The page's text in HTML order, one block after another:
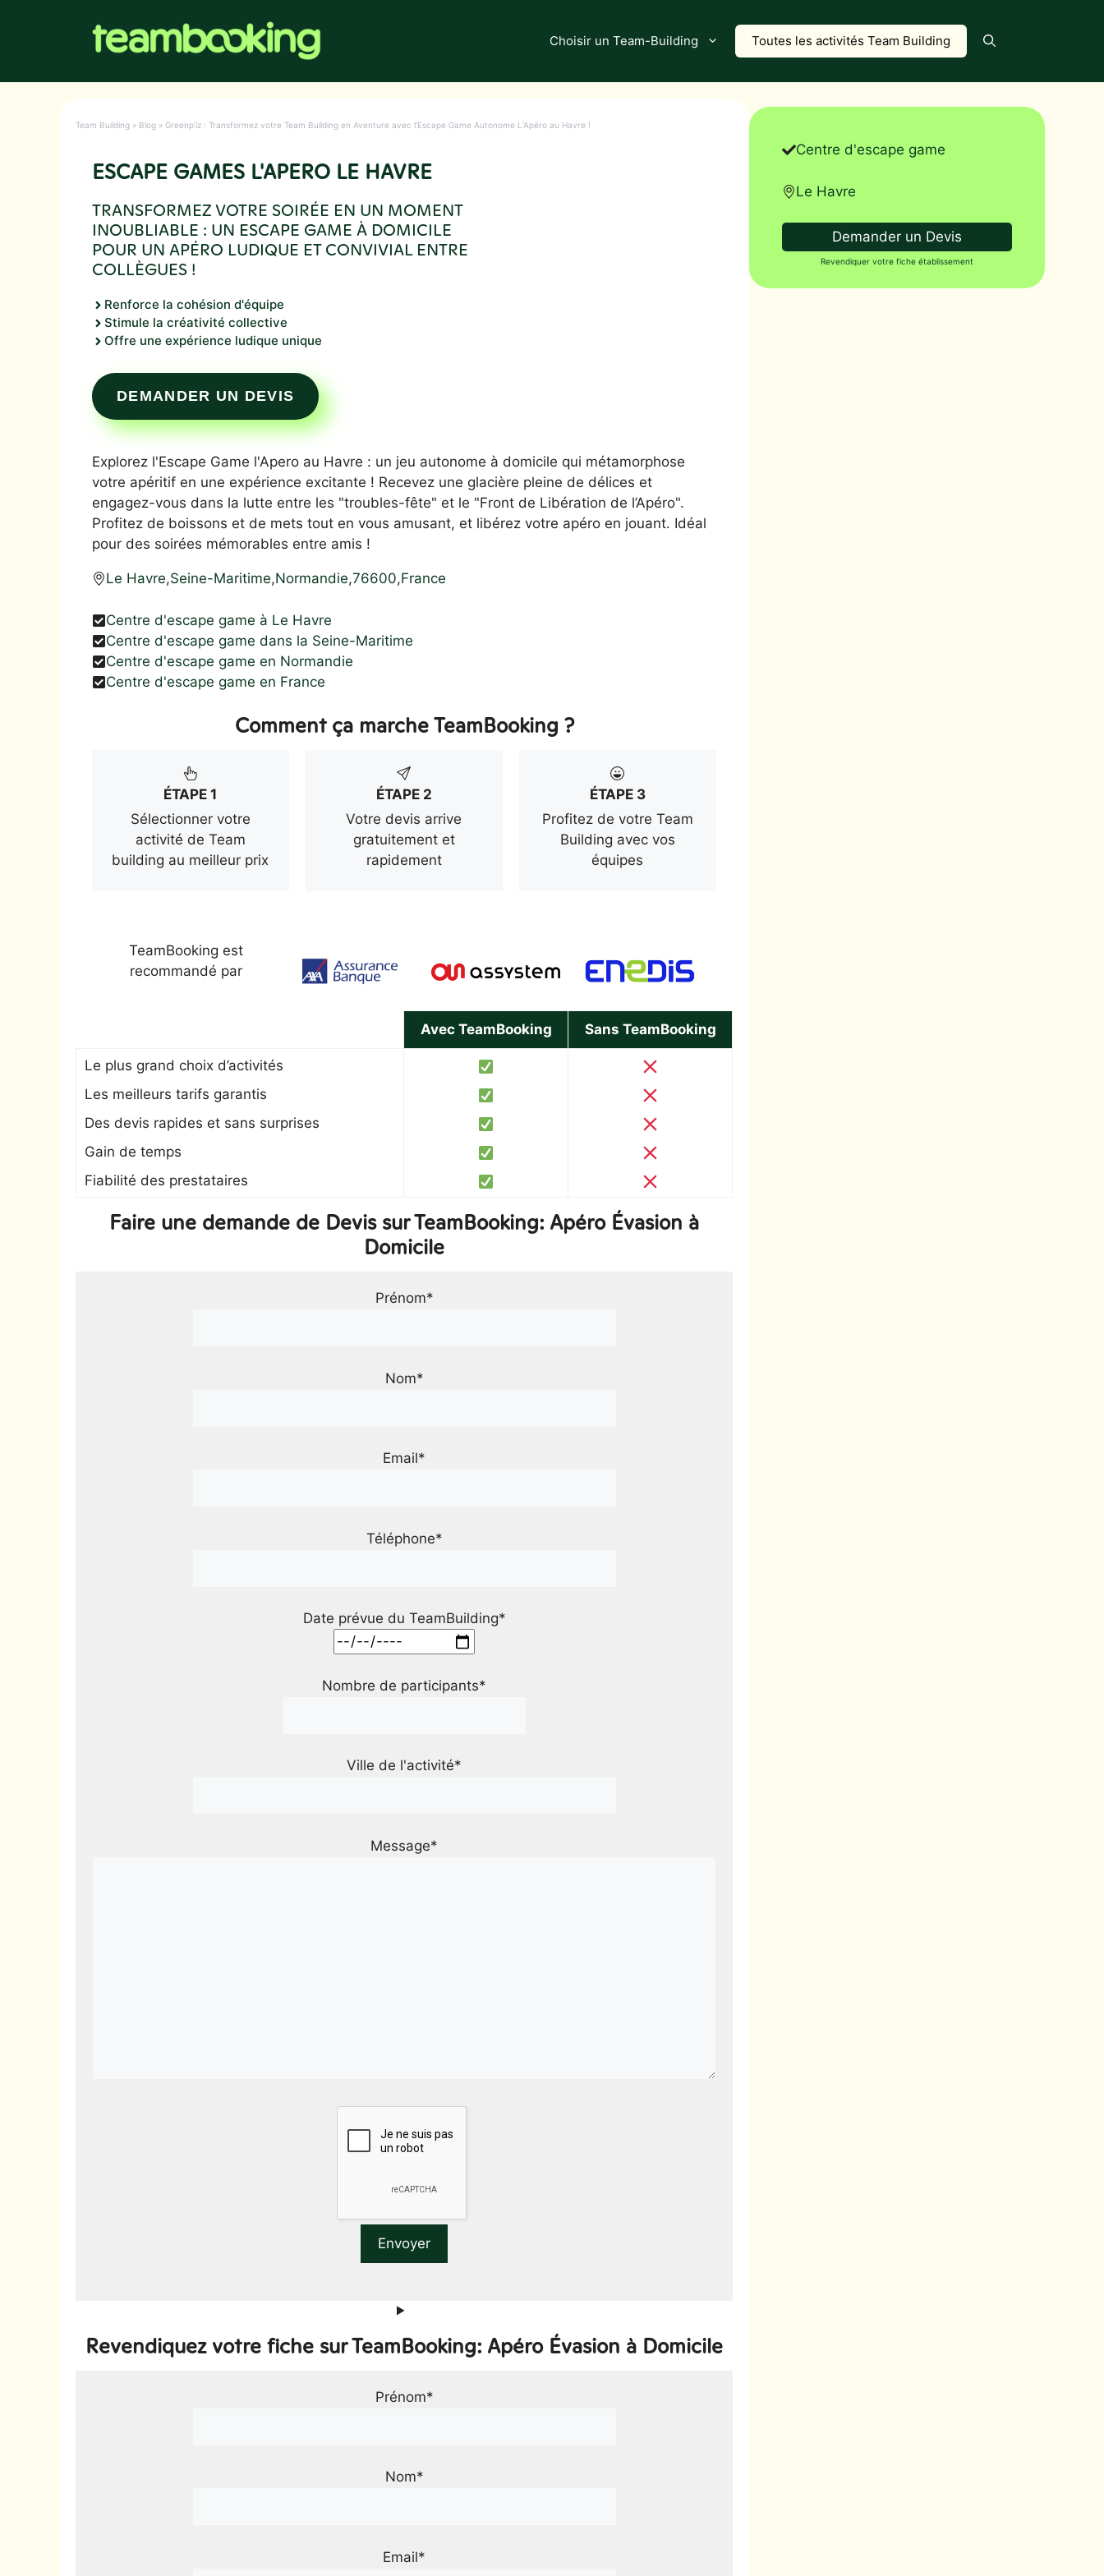
Choisir un Team-Building Toutes les activités Team Building
Team Building » Blog » Greenp’iz : Transformez votre Team Building en Aventure avec l’Escape Game Autonome L’Apéro au Havre !
ESCAPE GAMES L'APERO LE HAVRE
TRANSFORMEZ VOTRE SOIRÉE EN UN MOMENT
INOUBLIABLE : UN ESCAPE GAME À DOMICILE
POUR UN APÉRO LUDIQUE ET CONVIVIAL ENTRE
COLLÈGUES !
Renforce la cohésion d'équipe
Stimule la créativité collective
Offre une expérience ludique unique
DEMANDER UN DEVIS
Explorez l'Escape Game l'Apero au Havre : un jeu autonome à domicile qui métamorphose
votre apéritif en une expérience excitante ! Recevez une glacière pleine de délices et
engagez-vous dans la lutte entre les "troubles-fête" et le "Front de Libération de l’Apéro".
Profitez de boissons et de mets tout en vous amusant, et libérez votre apéro en jouant. Idéal
pour des soirées mémorables entre amis !
Le Havre,Seine-Maritime,Normandie,76600,France
Centre d'escape game à Le Havre
Centre d'escape game dans la Seine-Maritime
Centre d'escape game en Normandie
Centre d'escape game en France
Comment ça marche TeamBooking ?
ÉTAPE 1
Sélectionner votre
activité de Team
building au meilleur prix
ÉTAPE 2
Votre devis arrive
gratuitement et
rapidement
ÉTAPE 3
Profitez de votre Team
Building avec vos
équipes
TeamBooking est
recommandé par
Avec TeamBooking Sans TeamBooking
Le plus grand choix d’activités
Les meilleurs tarifs garantis
Des devis rapides et sans surprises
Gain de temps
Fiabilité des prestataires
Faire une demande de Devis sur TeamBooking: Apéro Évasion à
Domicile
Prénom*
Nom*
Email*
Téléphone*
Date prévue du TeamBuilding*
Nombre de participants*
Ville de l'activité*
Message*
Revendiquez votre fiche sur TeamBooking: Apéro Évasion à Domicile
Prénom*
Nom*
Email*
Centre d'escape game
Le Havre
Demander un Devis
Revendiquer votre fiche établissement